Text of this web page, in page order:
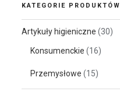
KATEGORIE PRODUKTÓW
Artykuły higieniczne (30)
Konsumenckie (16)
Przemysłowe (15)